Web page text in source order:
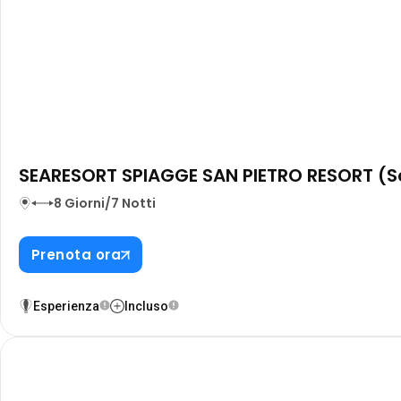
SEARESORT SPIAGGE SAN PIETRO RESORT
8 Giorni/7 Notti
Prenota ora
Esperienza Incluso